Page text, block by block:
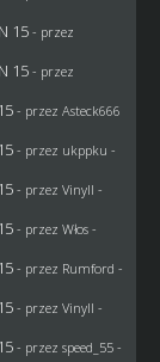
15 - przez
15 - przez
- przez Asteck666
- przez ukppku -
- przez Vinyll -
- przez Włos-
- przez Rumford -
- przez Vinyll -
- przez speed_55 -